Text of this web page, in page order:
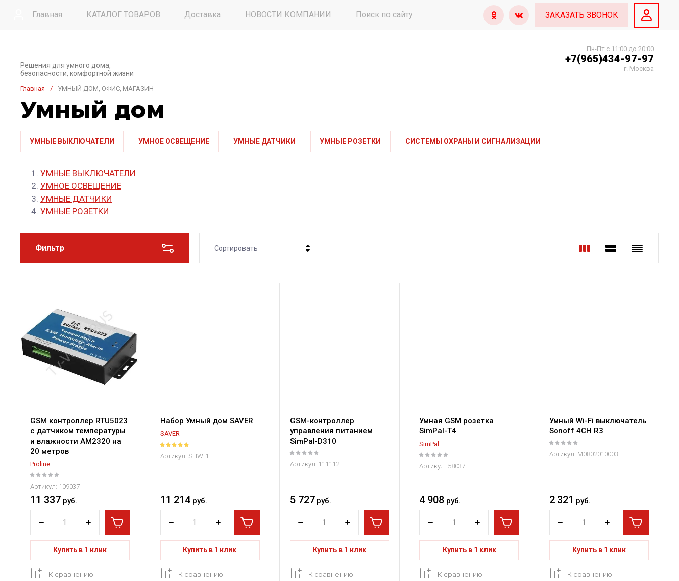
Главная КАТАЛОГ ТОВАРОВ Доставка НОВОСТИ КОМПАНИИ Поиск по сайту ЗАКАЗАТЬ ЗВОНОК
Решения для умного дома,
безопасности, комфортной жизни
Пн-Пт с 11:00 до 20:00
+7(965)434-97-97
г. Москва
Главная / УМНЫЙ ДОМ, ОФИС, МАГАЗИН
Умный дом
УМНЫЕ ВЫКЛЮЧАТЕЛИ УМНОЕ ОСВЕЩЕНИЕ УМНЫЕ ДАТЧИКИ УМНЫЕ РОЗЕТКИ СИСТЕМЫ ОХРАНЫ И СИГНАЛИЗАЦИИ
УМНЫЕ ВЫКЛЮЧАТЕЛИ
УМНОЕ ОСВЕЩЕНИЕ
УМНЫЕ ДАТЧИКИ
УМНЫЕ РОЗЕТКИ
Фильтр Сортировать
GSM контроллер RTU5023
с датчиком температуры
и влажности AM2320 на
20 метров
Proline
Артикул: 109037
11 337 руб.
Купить в 1 клик
К сравнению
Набор Умный дом SAVER
SAVER
Артикул: SHW-1
11 214 руб.
Купить в 1 клик
К сравнению
GSM-контроллер
управления питанием
SimPal-D310
Артикул: 111112
5 727 руб.
Купить в 1 клик
К сравнению
Умная GSM розетка
SimPal-T4
SimPal
Артикул: 58037
4 908 руб.
Купить в 1 клик
К сравнению
Умный Wi-Fi выключатель
Sonoff 4CH R3
Артикул: M0802010003
2 321 руб.
Купить в 1 клик
К сравнению